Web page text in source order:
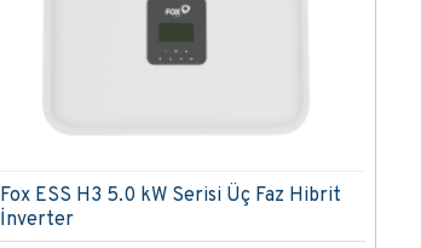
Fox ESS H3 5.0 kW Serisi Üç Faz Hibrit
İnverter